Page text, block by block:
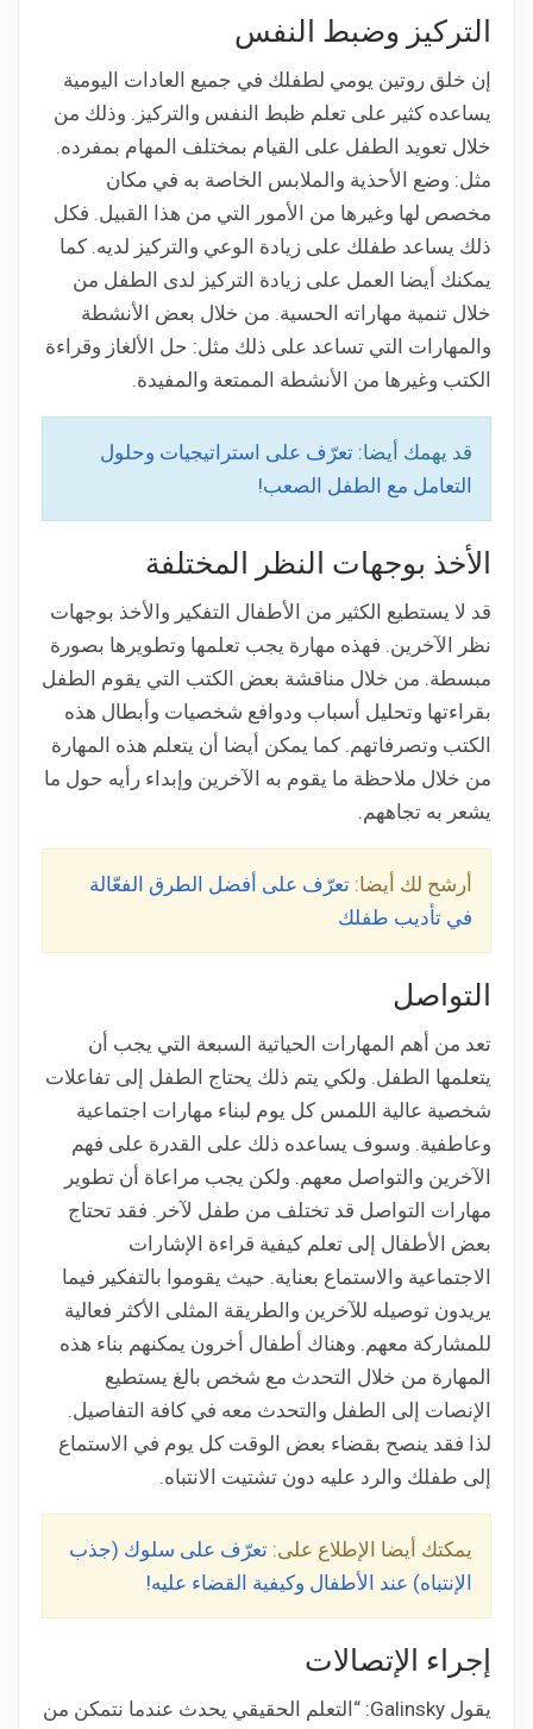
التركيز وضبط النفس
إن خلق روتين يومي لطفلك في جميع العادات اليومية
يساعده كثير على تعلم ظبط النفس والتركيز. وذلك من
خلال تعويد الطفل على القيام بمختلف المهام بمفرده.
مثل: وضع الأحذية والملابس الخاصة به في مكان
مخصص لها وغيرها من الأمور التي من هذا القبيل. فكل
ذلك يساعد طفلك على زيادة الوعي والتركيز لديه. كما
يمكنك أيضا العمل على زيادة التركيز لدى الطفل من
خلال تنمية مهاراته الحسية. من خلال بعض الأنشطة
والمهارات التي تساعد على ذلك مثل: حل الألغاز وقراءة
الكتب وغيرها من الأنشطة الممتعة والمفيدة.
قد يهمك أيضا: تعرّف على استراتيجيات وحلول
التعامل مع الطفل الصعب!
الأخذ بوجهات النظر المختلفة
قد لا يستطيع الكثير من الأطفال التفكير والأخذ بوجهات
نظر الآخرين. فهذه مهارة يجب تعلمها وتطويرها بصورة
مبسطة. من خلال مناقشة بعض الكتب التي يقوم الطفل
بقراءتها وتحليل أسباب ودوافع شخصيات وأبطال هذه
الكتب وتصرفاتهم. كما يمكن أيضا أن يتعلم هذه المهارة
من خلال ملاحظة ما يقوم به الآخرين وإبداء رأيه حول ما
يشعر به تجاههم.
أرشح لك أيضا: تعرّف على أفضل الطرق الفعّالة
في تأديب طفلك
التواصل
تعد من أهم المهارات الحياتية السبعة التي يجب أن
يتعلمها الطفل. ولكي يتم ذلك يحتاج الطفل إلى تفاعلات
شخصية عالية اللمس كل يوم لبناء مهارات اجتماعية
وعاطفية. وسوف يساعده ذلك على القدرة على فهم
الآخرين والتواصل معهم. ولكن يجب مراعاة أن تطوير
مهارات التواصل قد تختلف من طفل لآخر. فقد تحتاج
بعض الأطفال إلى تعلم كيفية قراءة الإشارات
الاجتماعية والاستماع بعناية. حيث يقوموا بالتفكير فيما
يريدون توصيله للآخرين والطريقة المثلى الأكثر فعالية
للمشاركة معهم. وهناك أطفال أخرون يمكنهم بناء هذه
المهارة من خلال التحدث مع شخص بالغ يستطيع
الإنصات إلى الطفل والتحدث معه في كافة التفاصيل.
لذا فقد ينصح بقضاء بعض الوقت كل يوم في الاستماع
إلى طفلك والرد عليه دون تشتيت الانتباه.
يمكتك أيضا الإطلاع على: تعرّف على سلوك (جذب
الإنتباه) عند الأطفال وكيفية القضاء عليه!
إجراء الإتصالات
يقول Galinsky: “التعلم الحقيقي يحدث عندما نتمكن من